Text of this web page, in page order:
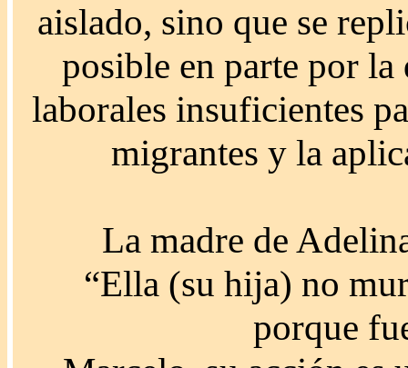
aislado, sino que se
posible en parte por
laborales insuficientes
migrantes y la
La madre de
“Ella (su hija) no
porque